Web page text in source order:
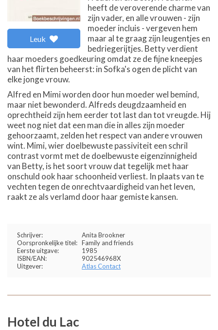
Leuk
heeft de veroverende charme van
zijn vader, en alle vrouwen - zijn
moeder incluis - vergeven hem
maar al te graag zijn leugentjes en
bedriegerijtjes. Betty verdient
haar moeders goedkeuring omdat ze de fijne kneepjes
van het flirten beheerst: in Sofka's ogen de plicht van
elke jonge vrouw.
Alfred en Mimi worden door hun moeder wel bemind,
maar niet bewonderd. Alfreds deugdzaamheid en
oprechtheid zijn hem eerder tot last dan tot vreugde. Hij
weet nog niet dat een man die in alles zijn moeder
gehoorzaamt, zelden het respect van andere vrouwen
wint. Mimi, wier doelbewuste passiviteit een schril
contrast vormt met de doelbewuste eigenzinnigheid
van Betty, is het soort vrouw dat tegelijk met haar
onschuld ook haar schoonheid verliest. In plaats van te
vechten tegen de onrechtvaardigheid van het leven,
raakt ze als verlamd door haar gemiste kansen.
Schrijver:
Anita Brookner
Oorspronkelijke titel: Family and friends
Eerste uitgave:
1985
ISBN/EAN:
902546968X
Uitgever:
Atlas Contact
Hotel du Lac